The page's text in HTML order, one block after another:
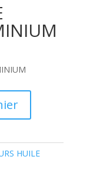
HUILE